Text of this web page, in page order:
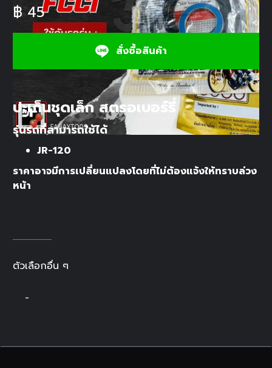
฿ 45
สั่งซื้อสินค้า
ปะเก็นชุดเล็ก สตรอเบอร์รี่
รุ่นรถที่สามารถใช้ได้
JR-120
ราคาอาจมีการเปลี่ยนแปลงโดยที่ไม่ต้องแจ้งให้ทราบล่วง
หน้า
ตัวเลือกอื่น ๆ
-